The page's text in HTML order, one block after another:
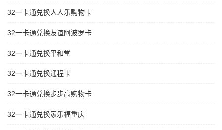
32一卡通兑换人人乐购物卡
32一卡通兑换友谊阿波罗卡
32一卡通兑换平和堂
32一卡通兑换通程卡
32一卡通兑换步步高购物卡
32一卡通兑换家乐福重庆